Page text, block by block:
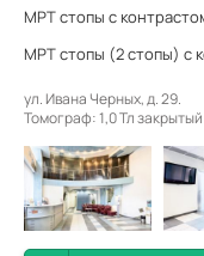
МРТ стопы с
МРТ стопы (2 стопы) с
ул. Ивана Черных, д. 29.
Томограф: 1,0 Тл